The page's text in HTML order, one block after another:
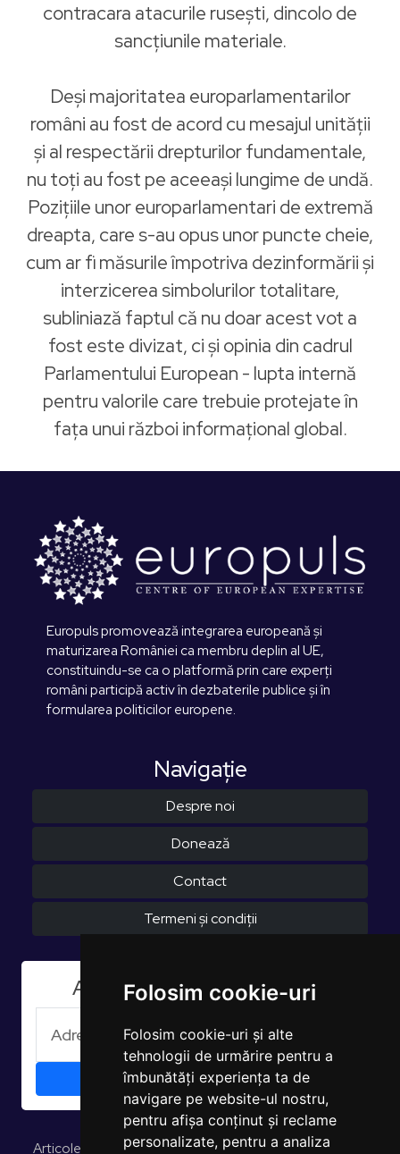
Folosim cookie-uri
Folosim cookie-uri și alte
tehnologii de urmărire pentru a
îmbunătăți experiența ta de
navigare pe website-ul nostru,
pentru afișa conținut și reclame
personalizate, pentru a analiza
contracara atacurile rusești, dincolo de
sancțiunile materiale.
Deși majoritatea europarlamentarilor
români au fost de acord cu mesajul unității
și al respectării drepturilor fundamentale,
nu toți au fost pe aceeași lungime de undă.
Pozițiile unor europarlamentari de extremă
dreapta, care s-au opus unor puncte cheie,
cum ar fi măsurile împotriva dezinformării și
interzicerea simbolurilor totalitare,
subliniază faptul că nu doar acest vot a
fost este divizat, ci și opinia din cadrul
Parlamentului European - lupta internă
pentru valorile care trebuie protejate în
fața unui război informațional global.
Europuls promovează integrarea europeană și
maturizarea României ca membru deplin al UE,
constituindu-se ca o platformă prin care experți
români participă activ în dezbaterile publice și în
formularea politicilor europene.
Navigaţie
Despre noi
Donează
Contact
Termeni și condiții
Aboneaza-te la Newsletter
Articole și opiniiStudii și rapoarteEUROPULS Rezultate